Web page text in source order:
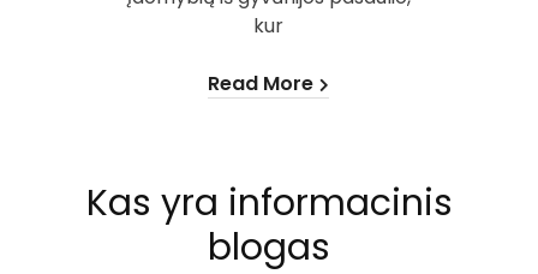
kur
Read More
Kas yra informacinis
blogas